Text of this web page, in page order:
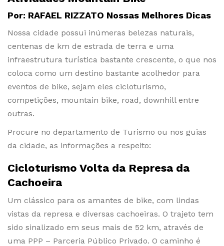
Por: RAFAEL RIZZATO Nossas Melhores Dicas
Nossa cidade possui inúmeras belezas naturais,
centenas de km de estrada de terra e uma
infraestrutura turística bastante crescente, o que nos
coloca como um destino bastante acolhedor para
eventos de bike, sejam eles cicloturismo,
competições, mountain bike, road, downhill entre
outras.
Procure no departamento de Turismo ou nos guias
da cidade, as informações a respeito:
Cicloturismo Volta da Represa da
Cachoeira
Um clássico para os amantes de bike, com lindas
vistas da represa e diversas cachoeiras. O trajeto tem
sido sinalizado em seus mais de 52 km, através de
uma PPP – Parceria Público Privado. O caminho é